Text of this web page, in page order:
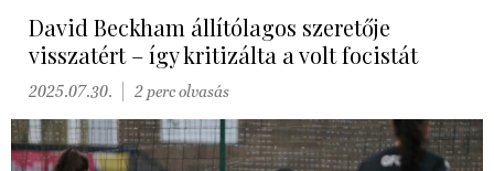
David Beckham állítólagos szeretője
visszatért – így kritizálta a volt focistát
2025.07.30. 2 perc olvasás